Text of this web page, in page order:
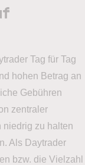
Tag für Tag
hohen Betrag an
Gebühren
zentraler
niedrig zu halten
Als Daytrader
bzw. die Vielzahl